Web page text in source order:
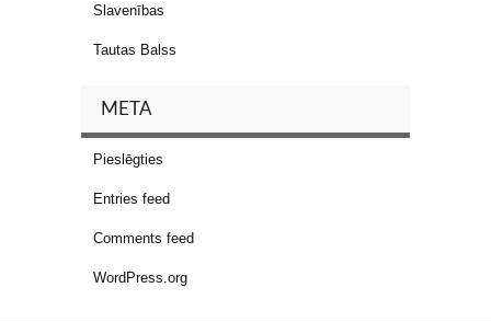
Slavenības
Tautas Balss
META
Pieslēgties
Entries feed
Comments feed
WordPress.org